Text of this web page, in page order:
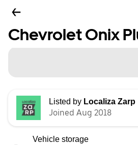
Chevrolet Onix
Listed by Localiza Zarp
Joined Aug 2018
Vehicle storage